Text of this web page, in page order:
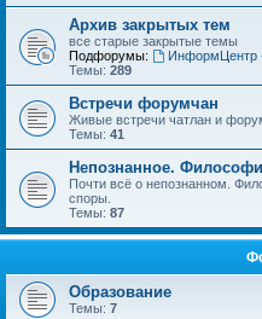
Архив закрытых тем
все старые закрытые темы
Подфорумы:
Темы: 289
Встречи форумчан
Живые встречи чатлан и
Темы: 41
Непознанное.
Почти всё о непознанном.
споры.
Темы: 87
Образование
Темы: 7